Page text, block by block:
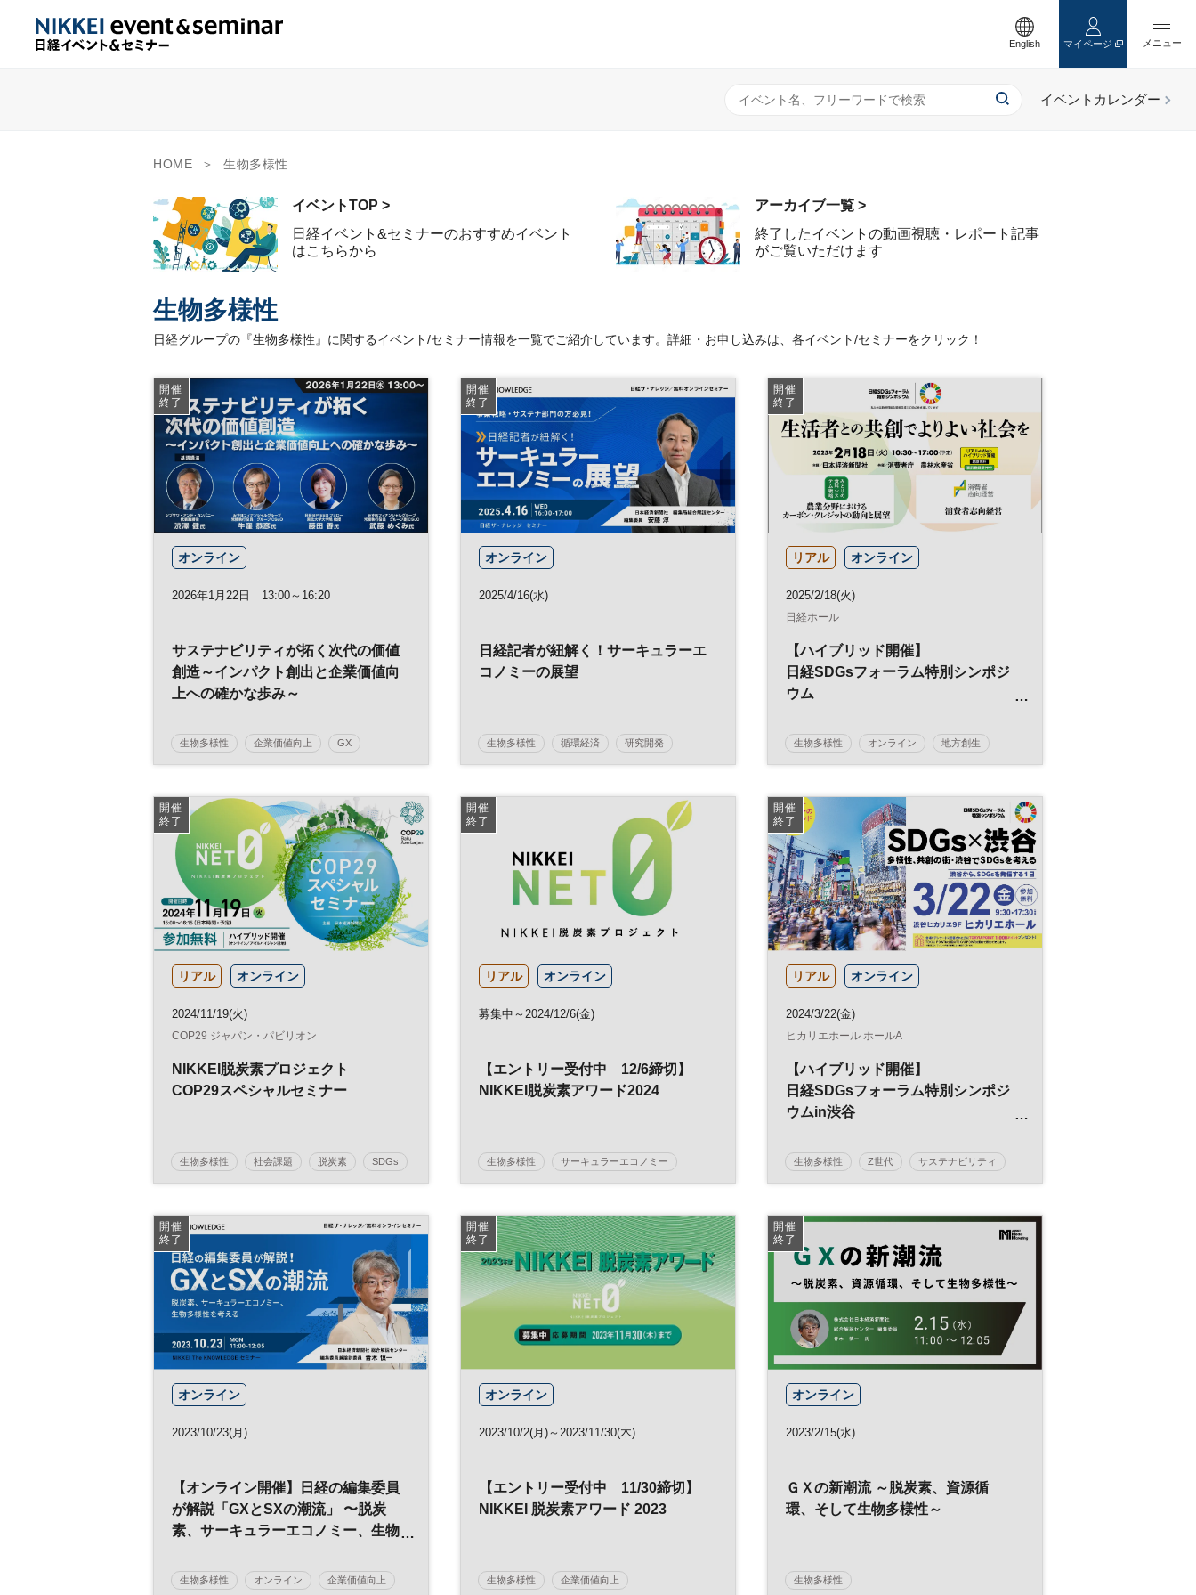
English マイページ
HOME 生物多様性
イベントTOP >
日経イベント&セミナーのおすすめイベント
はこちらから
アーカイブ一覧 >
終了したイベントの動画視聴・レポート記事
がご覧いただけます
生物多様性
日経グループの『生物多様性』に関するイベント/セミナー情報を一覧でご紹介しています。詳細・お申し込みは、各イベント/セミナーをクリック！
開催
終了
オンライン
2026年1月22日 13:00～16:20
サステナビリティが拓く次代の価値
創造～インパクト創出と企業価値向
上への確かな歩み～
生物多様性 企業価値向上 GX
ESG投資 参加無料
日経オンラインセミナー
開催
終了
オンライン
2025/4/16(水)
日経記者が紐解く！サーキュラーエ
コノミーの展望
生物多様性 循環経済 研究開発
サーキュラーエコノミー
サステナビリティ 脱炭素 環境
気候変動 参加無料
開催
終了
リアル オンライン
2025/2/18(火)
日経ホール
【ハイブリッド開催】
日経SDGsフォーラム特別シンポジ
ウム
を」
生物多様性 オンライン 地方創生
参加無料
開催
終了
リアル オンライン
2024/11/19(火)
COP29 ジャパン・パビリオン
NIKKEI脱炭素プロジェクト
COP29スペシャルセミナー
生物多様性 社会課題 脱炭素 SDGs
開催
終了
リアル オンライン
募集中～2024/12/6(金)
【エントリー受付中 12/6締切】
NIKKEI脱炭素アワード2024
生物多様性 サーキュラーエコノミー
脱炭素 アワード エネルギー
サステナブル 企業活動
開催
終了
リアル オンライン
2024/3/22(金)
ヒカリエホール ホールA
【ハイブリッド開催】
日経SDGsフォーラム特別シンポジ
ウムin渋谷
街・渋谷でSDGsを考える～」
生物多様性 Z世代 サステナビリティ
参加無料
開催
終了
オンライン
2023/10/23(月)
【オンライン開催】日経の編集委員
が解説「GXとSXの潮流」 〜脱炭
素、サーキュラーエコノミー、生物
生物多様性 オンライン 企業価値向上
開催
終了
オンライン
2023/10/2(月)～2023/11/30(木)
【エントリー受付中 11/30締切】
NIKKEI 脱炭素アワード 2023
生物多様性 企業価値向上
開催
終了
オンライン
2023/2/15(水)
ＧＸの新潮流 ～脱炭素、資源循
環、そして生物多様性～
生物多様性